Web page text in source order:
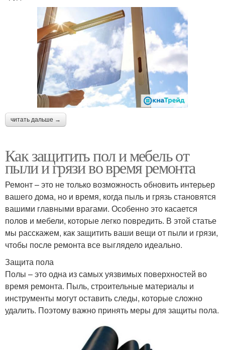
читать дальше →
Как защитить пол и мебель от
пыли и грязи во время ремонта
Ремонт – это не только возможность обновить интерьер
вашего дома, но и время, когда пыль и грязь становятся
вашими главными врагами. Особенно это касается
полов и мебели, которые легко повредить. В этой статье
мы расскажем, как защитить ваши вещи от пыли и грязи,
чтобы после ремонта все выглядело идеально.
Защита пола
Полы – это одна из самых уязвимых поверхностей во
время ремонта. Пыль, строительные материалы и
инструменты могут оставить следы, которые сложно
удалить. Поэтому важно принять меры для защиты пола.